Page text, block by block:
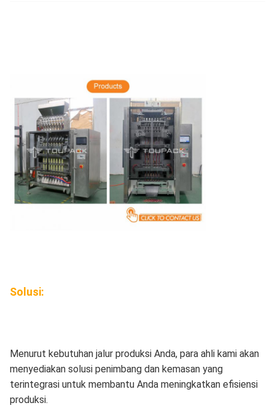
Solusi:
Menurut kebutuhan jalur produksi Anda, para ahli kami akan
menyediakan solusi penimbang dan kemasan yang
terintegrasi untuk membantu Anda meningkatkan efisiensi
produksi.